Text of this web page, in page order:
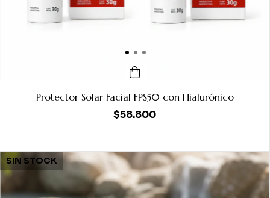
Protector Solar Facial FPS50 con Hialurónico
$58.800
SIN STOCK